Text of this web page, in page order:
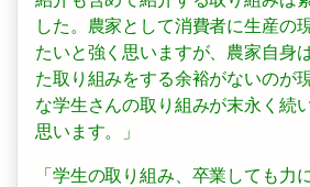
した。農家として消費者に生産の
たいと強く思いますが、農家自身
た取り組みをする余裕がないのが
な学生さんの取り組みが末永く続
思います。」
「学生の取り組み、卒業しても力